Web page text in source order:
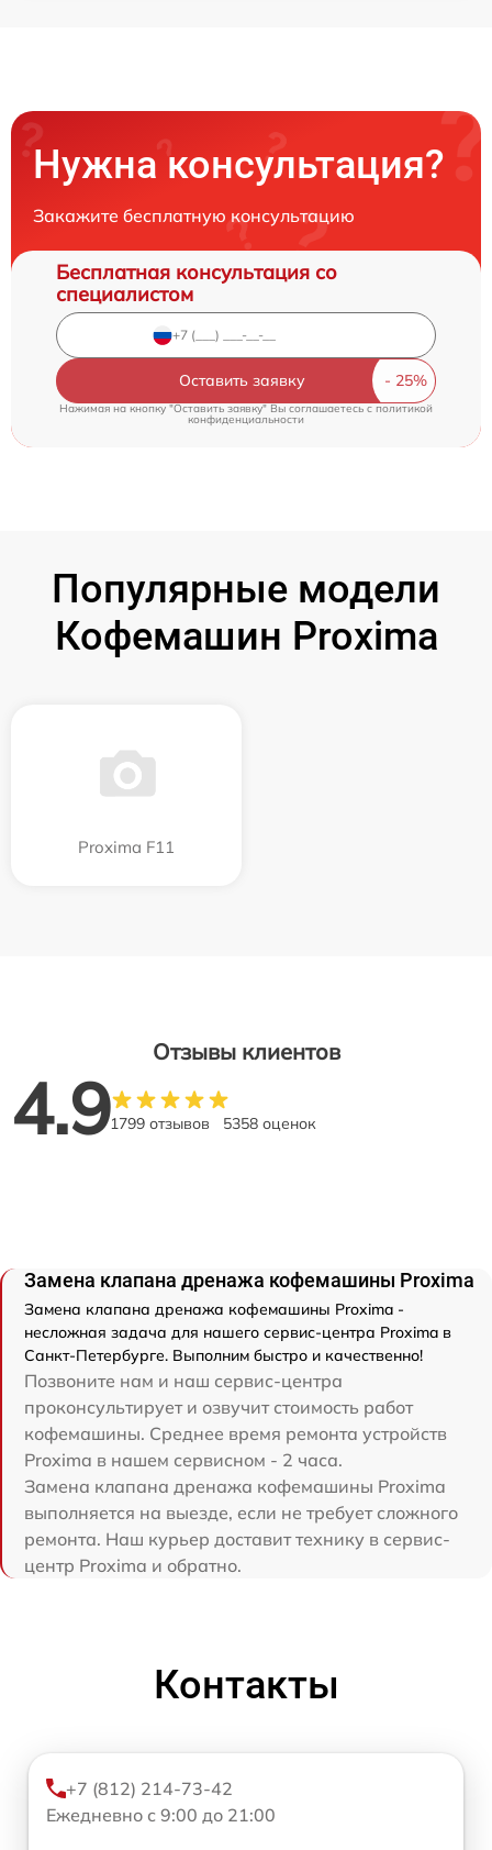
Нужна консультация?
Закажите бесплатную консультацию
Бесплатная консультация со
специалистом
Оставить заявку
Нажимая на кнопку "Оставить заявку" Вы соглашаетесь cполитикой
конфиденциальности
Популярные модели
Кофемашин Proxima
Proxima F11
Отзывы клиентов
4.91799 отзывов 5358 оценок
Замена клапана дренажа кофемашины Proxima
Замена клапана дренажа кофемашины Proxima -
несложная задача для нашего сервис-центра Proxima в
Санкт-Петербурге. Выполним быстро и качественно!
Позвоните нам и наш сервис-центра
проконсультирует и озвучит стоимость работ
кофемашины. Среднее время ремонта устройств
Proxima в нашем сервисном - 2 часа.
Замена клапана дренажа кофемашины Proxima
выполняется на выезде, если не требует сложного
ремонта. Наш курьер доставит технику в сервис-
центр Proxima и обратно.
Контакты
+7 (812) 214-73-42
Ежедневно с 9:00 до 21:00